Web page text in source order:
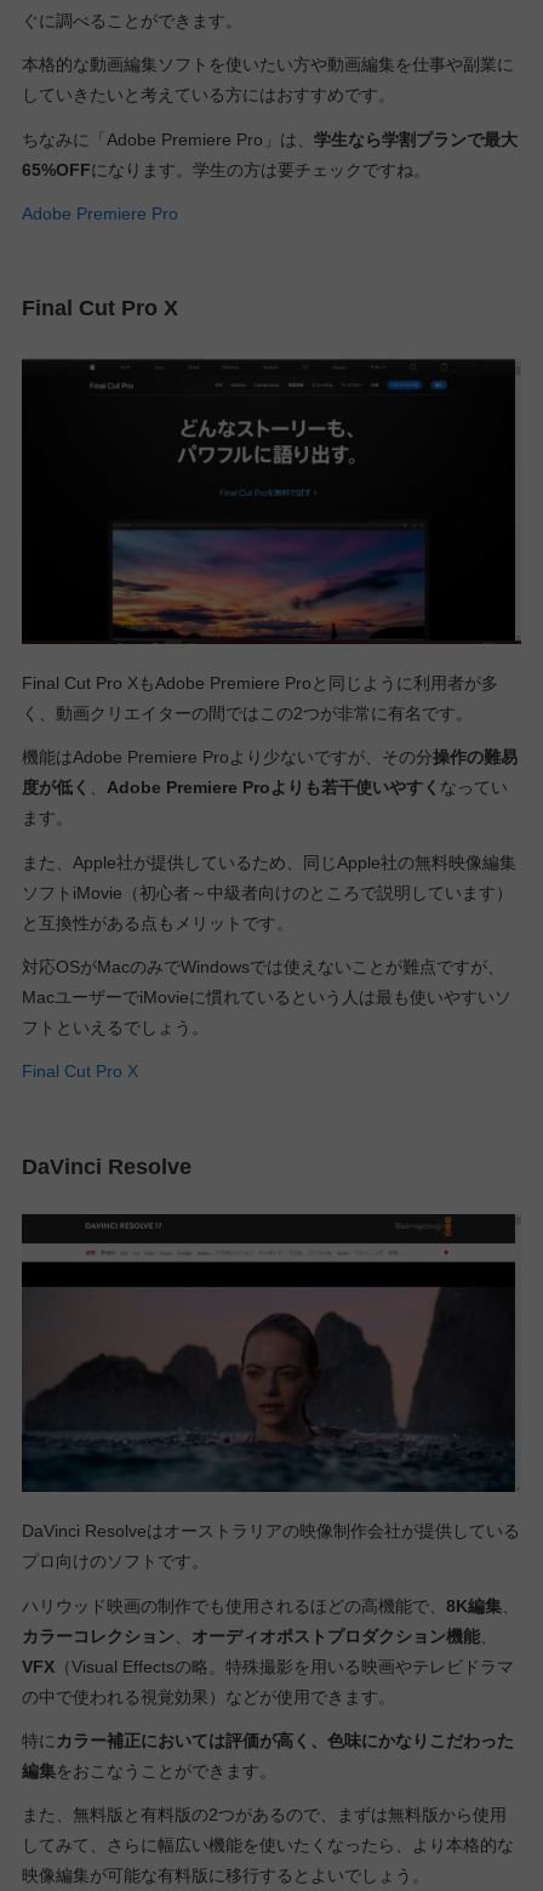
ぐに調べることができます。
本格的な動画編集ソフトを使いたい方や動画編集を仕事や副業に
していきたいと考えている方にはおすすめです。
ちなみに「Adobe Premiere Pro」は、 学生なら学割プランで最大
65%OFFになります。学生の方は要チェックですね。
Adobe Premiere Pro
Final Cut Pro X
Final Cut Pro XもAdobe Premiere Proと同じように利用者が多
く、動画クリエイターの間ではこの2つが非常に有名です。
機能はAdobe Premiere Proより少ないですが、その分操作の難易
度が低く 、 Adobe Premiere Proよりも若干使いやすく なってい
ます。
また、Apple社が提供しているため、同じApple社の無料映像編集
ソフトiMovie（初心者～中級者向けのところで説明しています）
と互換性がある点もメリットです。
対応OSがMacのみでWindowsでは使えないことが難点ですが、
MacユーザーでiMovieに慣れているという人は最も使いやすいソ
フトといえるでしょう。
Final Cut Pro X
DaVinci Resolve
DaVinci Resolveはオーストラリアの映像制作会社が提供している
プロ向けのソフトです。
ハリウッド映画の制作でも使用されるほどの高機能で、 8K編集、
カラーコレクション
オーディオポストプロダクション機能、
VFX（Visual Effectsの略。特殊撮影を用いる映画やテレビドラマ
の中で使われる視覚効果）などが使用できます。
特に カラー補正においては評価が高く、色味にかなりこだわった
編集をおこなうことができます。
また、無料版と有料版の2つがあるので、まずは無料版から使用
してみて、さらに幅広い機能を使いたくなったら、より本格的な
映像編集が可能な有料版に移行するとよいでしょう。